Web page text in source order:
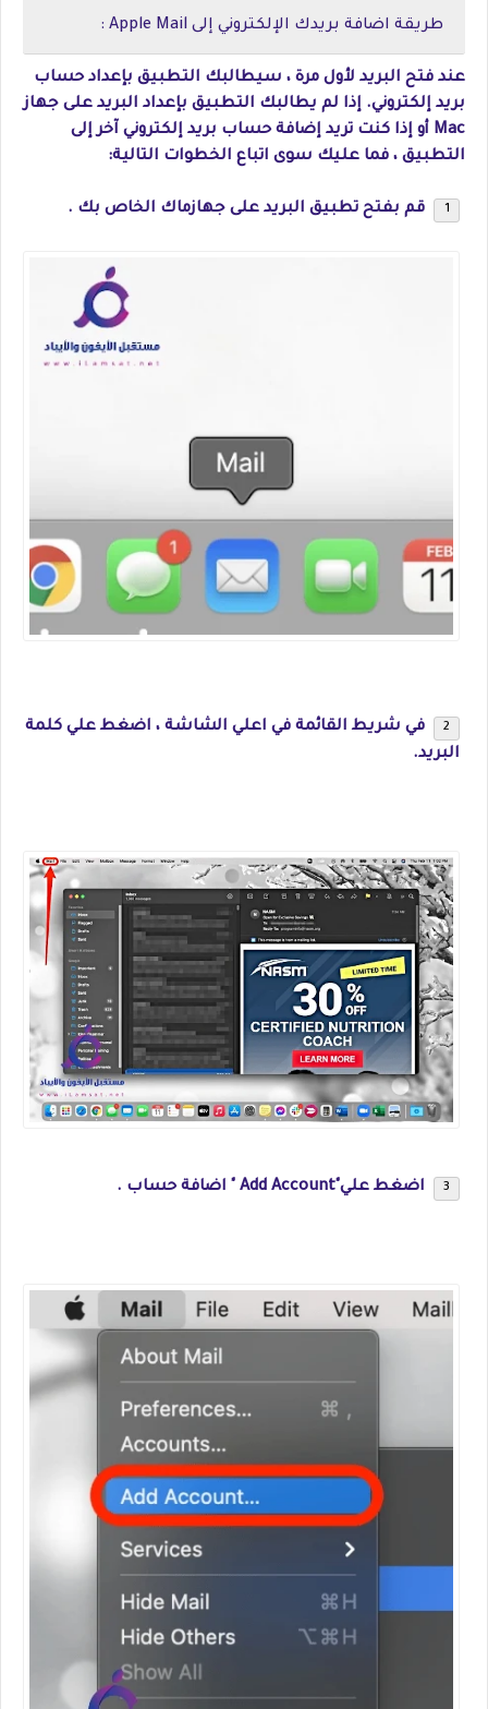
طريقة اضافة بريدك الإلكتروني إلى Apple Mail :
عند فتح البريد لأول مرة ، سيطالبك التطبيق بإعداد حساب
بريد إلكتروني. إذا لم يطالبك التطبيق بإعداد البريد على جهاز
Mac أو إذا كنت تريد إضافة حساب بريد إلكتروني آخر إلى
التطبيق ، فما عليك سوى اتباع الخطوات التالية:
قم بفتح تطبيق البريد على جهازماك الخاص بك .
في شريط القائمة في اعلي الشاشة ، اضغط علي كلمة
البريد.
اضغط علي"Add Account " اضافة حساب .